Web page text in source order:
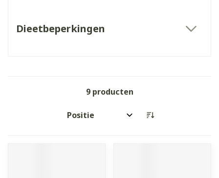
Dieetbeperkingen
9producten
Sorteer op: